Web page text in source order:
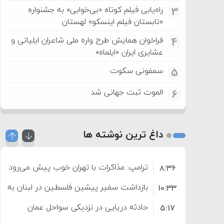
3
راه‌یابی فیلم کوتاه «بی‌خوابی» به جشنواره
«تابستان فیلم اینسکو» لهستان
4
فراخوان همایش طرح واره ملی شاعران ایلیاتی و
عشایری ایران «ایلماه»
5 سمفونی سکوت
6 الموت ثبت جهانی شد
داغ ترین نوشته ها
ترامپ: مذاکرات با تهران خوب پیش می‌رود
۸:۳۶
بازداشت سفیر پیشین فلسطین در لبنان به
۱۰:۳۳
حادثه دریایی در نزدیکی سواحل عمان
۵:۱۷